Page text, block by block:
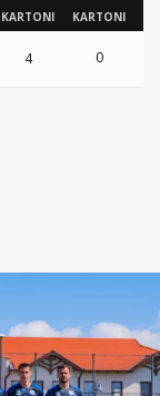
KARTONI
KARTONI
4 0